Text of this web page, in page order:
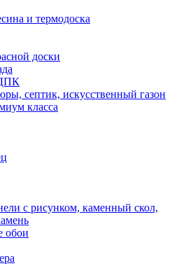
и термодоска
доски
септик, искусственный газон
класса
с рисунком, каменный скол,
обои